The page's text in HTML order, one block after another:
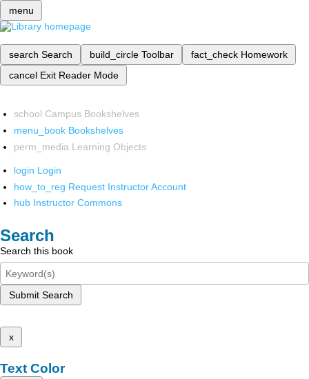
menu
search Search build_circle Toolbar fact_check Homework
cancel Exit Reader Mode
school Campus Bookshelves
menu_book Bookshelves
perm_media Learning Objects
login Login
how_to_reg Request Instructor Account
hub Instructor Commons
Search
Search this book
Submit Search
x
Text Color